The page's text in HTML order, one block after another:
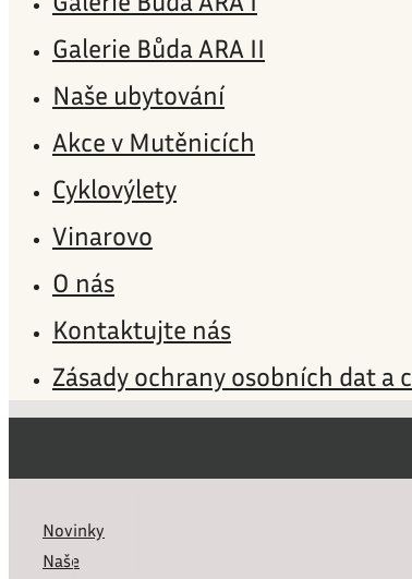
Galerie Bůda ARA II
Naše ubytování
Akce v Mutěnicích
Cyklovýlety
Vinarovo
O nás
Kontaktujte nás
Zásady ochrany osobních dat a
Novinky
Naše